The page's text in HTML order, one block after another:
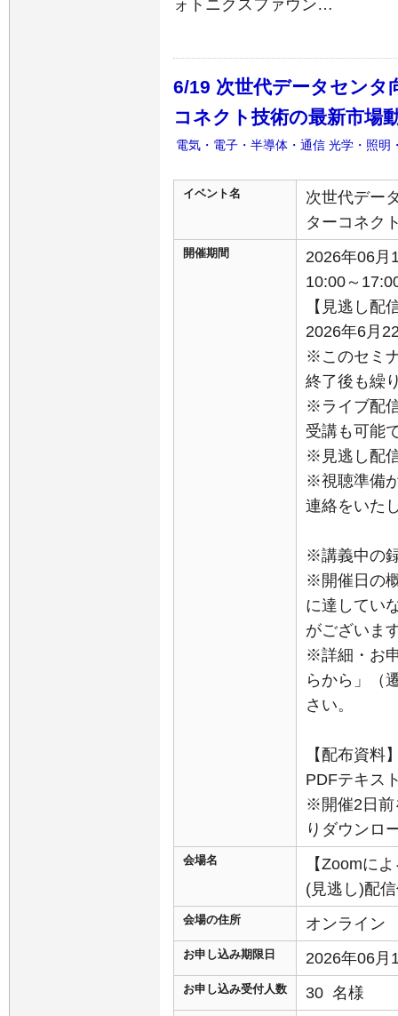
ォトニクスファウン…
6/19 次世代データセンタ
コネクト技術の最新市場
電気・電子・半導体・通信 光学・照明
イベント名
次世代デー
ターコネク
開催期間
2026年06月
10:00～
【見逃し配
2026年6月
※このセミ
終了後も繰
※ライブ配
受講も可能
※見逃し配
※視聴準備
連絡をいた
※講義中の
※開催日の
に達してい
がございま
※詳細・お
らから」（
さい。
【配布資料
PDFテキス
※開催2日前
りダウンロ
会場名
【Zoomに
(見逃し)配
会場の住所 オンライン
お申し込み期限日 2026年06月
お申し込み受付人数 30 名様